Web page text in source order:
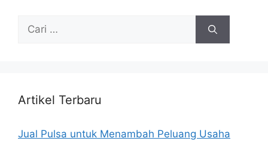
Artikel Terbaru
Jual Pulsa untuk Menambah Peluang Usaha